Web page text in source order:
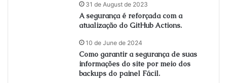
31 de August de 2023
A segurança é reforçada com a
atualização do GitHub Actions.
10 de June de 2024
Como garantir a segurança de suas
informações do site por meio dos
backups do painel Fácil.